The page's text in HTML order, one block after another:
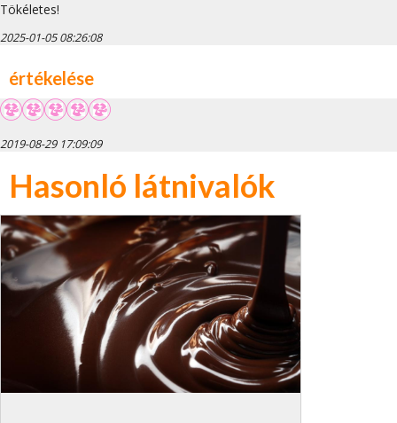
Tökéletes!
2025-01-05 08:26:08
értékelése
2019-08-29 17:09:09
Hasonló látnivalók